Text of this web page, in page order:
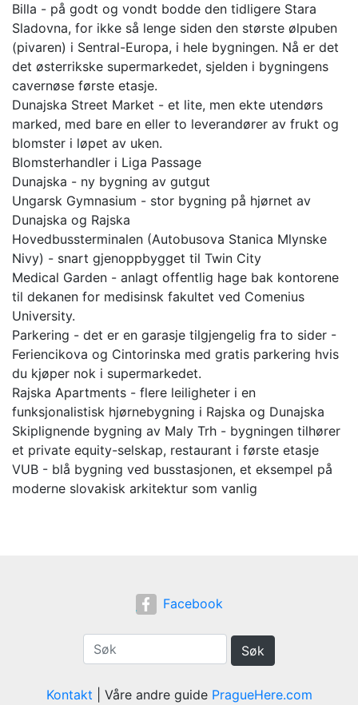
Billa - på godt og vondt bodde den tidligere Stara
Sladovna, for ikke så lenge siden den største ølpuben
(pivaren) i Sentral-Europa, i hele bygningen. Nå er det
det østerrikske supermarkedet, sjelden i bygningens
cavernøse første etasje.
Dunajska Street Market - et lite, men ekte utendørs
marked, med bare en eller to leverandører av frukt og
blomster i løpet av uken.
Blomsterhandler i Liga Passage
Dunajska - ny bygning av gutgut
Ungarsk Gymnasium - stor bygning på hjørnet av
Dunajska og Rajska
Hovedbussterminalen (Autobusova Stanica Mlynske
Nivy) - snart gjenoppbygget til Twin City
Medical Garden - anlagt offentlig hage bak kontorene
til dekanen for medisinsk fakultet ved Comenius
University.
Parkering - det er en garasje tilgjengelig fra to sider -
Feriencikova og Cintorinska med gratis parkering hvis
du kjøper nok i supermarkedet.
Rajska Apartments - flere leiligheter i en
funksjonalistisk hjørnebygning i Rajska og Dunajska
Skiplignende bygning av Maly Trh - bygningen tilhører
et private equity-selskap, restaurant i første etasje
VUB - blå bygning ved busstasjonen, et eksempel på
moderne slovakisk arkitektur som vanlig
Facebook
Søk
Kontakt | Våre andre guide PragueHere.com